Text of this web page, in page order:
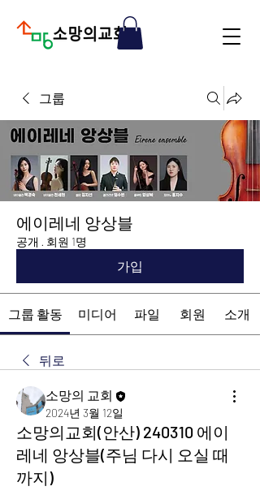
그룹
에이레네 앙상블
공개 · 회원 1명
가입
그룹 활동 미디어 파일 회원 소개
뒤로
소망의 교회
2024년 3월 12일
소망의교회(안산) 240310 에이
레네 앙상블(주님 다시 오실 때
까지)